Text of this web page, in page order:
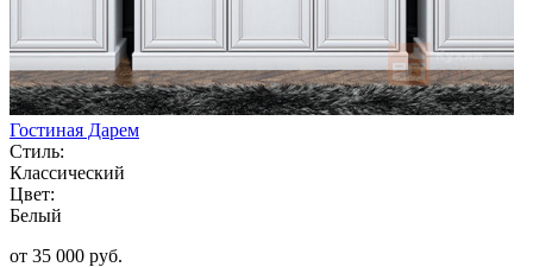
Гостиная Дарем
Стиль:
Классический
Цвет:
Белый
от 35 000 руб.